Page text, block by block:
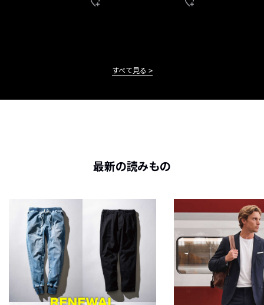
すべて見る
最新の読みもの